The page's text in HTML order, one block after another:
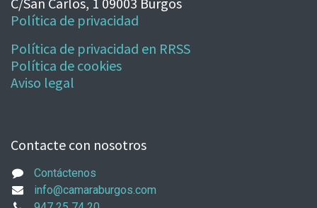
Política de privacidad
Política de privacidad en RRSS
Política de cookies
Aviso legal
Contacte con nosotros
Contáctenos
info@camaraburgos.com